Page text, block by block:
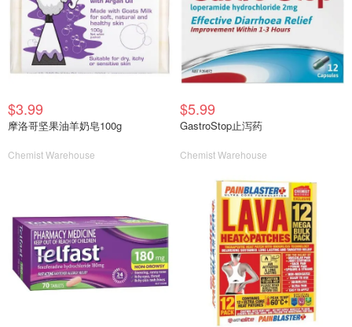
$3.99
摩洛哥坚果油羊奶皂100g
Chemist Warehouse
$5.99
GastroStop止泻药
Chemist Warehouse